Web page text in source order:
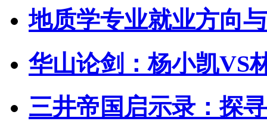
地质学专业就业方向
华山论剑：杨小凯VS
三井帝国启示录：探